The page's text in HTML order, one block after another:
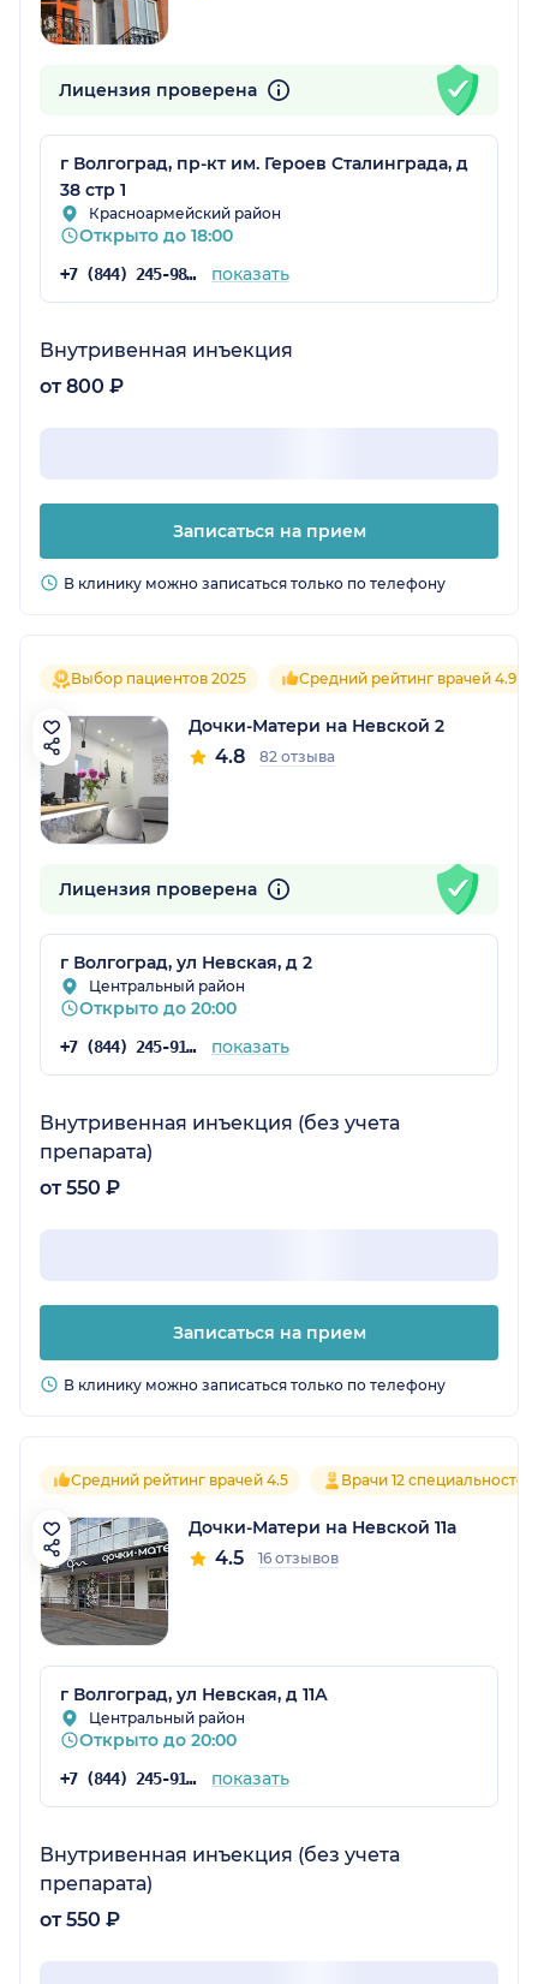
Лицензия проверена
г Волгоград, пр-кт им. Героев Сталинграда, д
38 стр 1
Красноармейский район
Открыто до 18:00
+7 (844) 245-98-04 показать
Внутривенная инъекция
от 800 ₽
Записаться на прием
В клинику можно записаться только по телефону
Выбор пациентов 2025 Средний рейтинг врачей 4.9
Дочки-Матери на Невской 2
4.8 82 отзыва
Лицензия проверена
г Волгоград, ул Невская, д 2
Центральный район
Открыто до 20:00
+7 (844) 245-91-31 показать
Внутривенная инъекция (без учета
препарата)
от 550 ₽
Записаться на прием
В клинику можно записаться только по телефону
Средний рейтинг врачей 4.5 Врачи 12 специальностей
Дочки-Матери на Невской 11а
4.5 16 отзывов
г Волгоград, ул Невская, д 11А
Центральный район
Открыто до 20:00
+7 (844) 245-91-31 показать
Внутривенная инъекция (без учета
препарата)
от 550 ₽